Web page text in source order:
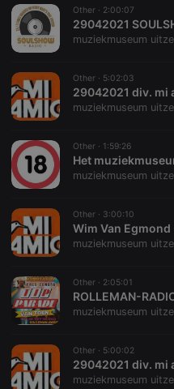
Other · 2:00:07
29042021
muziekmuseum
Other · 5:02:03
muziekmuseum
Other · 1:59:26
muziekmuseum
Other · 3:00:10
muziekmuseum
Other · 2:05:01
muziekmuseum
Other · 5:00:02
muziekmuseum
Name
_pk_id.1.260f
Provider
searchtext .hearthis.at